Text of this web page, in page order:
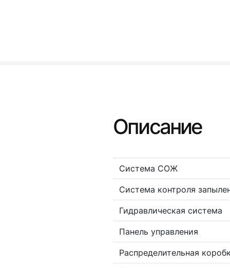
Описание
Система СОЖ
Система контроля
Гидравлическая система
Панель управления
Распределительная